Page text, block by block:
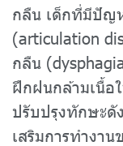
กลืน เด็กที่มีปัญ
(articulation
กลืน
ฝึกฝนกล้ามเนื้อ
ปรับปรุงทักษะ
เสริมการทำงา